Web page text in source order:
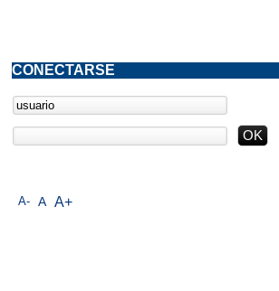
A- A A+
CONECTARSE